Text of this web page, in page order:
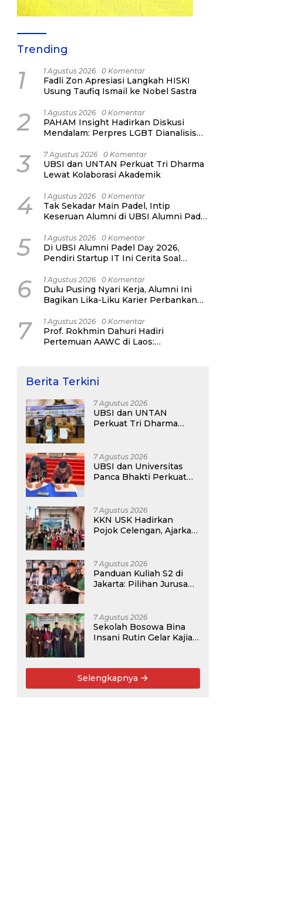
Trending
1 1 Agustus 2026 0 Komentar
Fadli Zon Apresiasi Langkah HISKI
Usung Taufiq Ismail ke Nobel Sastra
2 1 Agustus 2026 0 Komentar
PAHAM Insight Hadirkan Diskusi
Mendalam: Perpres LGBT Dianalisis
Bukan Ancaman Individual
3 7 Agustus 2026 0 Komentar
UBSI dan UNTAN Perkuat Tri Dharma
Lewat Kolaborasi Akademik
4 1 Agustus 2026 0 Komentar
Tak Sekadar Main Padel, Intip
Keseruan Alumni di UBSI Alumni Padel
5 1 Agustus 2026 0 Komentar
Di UBSI Alumni Padel Day 2026,
Pendiri Startup IT Ini Cerita Soal
Network Alumni
6 1 Agustus 2026 0 Komentar
Dulu Pusing Nyari Kerja, Alumni Ini
Bagikan Lika-Liku Karier Perbankan
Day 2026
7 1 Agustus 2026 0 Komentar
Prof. Rokhmin Dahuri Hadiri
Pertemuan AAWC di Laos:
Berita Terkini
7 Agustus 2026
UBSI dan UNTAN
Perkuat Tri Dharma
7 Agustus 2026
UBSI dan Universitas
Panca Bhakti Perkuat
7 Agustus 2026
KKN USK Hadirkan
Pojok Celengan, Ajarkan
7 Agustus 2026
Panduan Kuliah S2 di
Jakarta: Pilihan Jurusan,
7 Agustus 2026
Sekolah Bosowa Bina
Insani Rutin Gelar Kajian
Umum
Selengkapnya